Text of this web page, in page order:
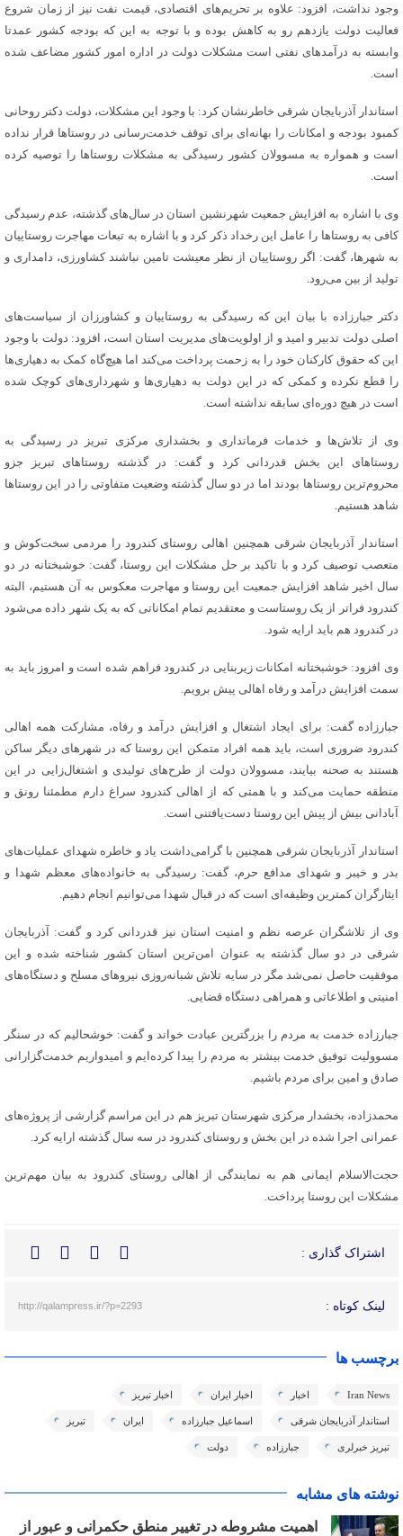
وجود نداشت، افزود: علاوه بر تحریم‌های اقتصادی، قیمت نفت نیز از زمان شروع
فعالیت دولت یازدهم رو به کاهش بوده و با توجه به این که بودجه کشور عمدتا
وابسته به درآمدهای نفتی است مشکلات دولت در اداره امور کشور مضاعف شده
است.
استاندار آذربایجان شرقی خاطرنشان کرد: با وجود این مشکلات، دولت دکتر روحانی
کمبود بودجه و امکانات را بهانه‌ای برای توقف خدمت‌رسانی در روستاها قرار نداده
است و همواره به مسوولان کشور رسیدگی به مشکلات روستاها را توصیه کرده
است.
وی با اشاره به افزایش جمعیت شهرنشین استان در سال‌های گذشته، عدم رسیدگی
کافی به روستاها را عامل این رخداد ذکر کرد و با اشاره به تبعات مهاجرت روستاییان
به شهرها، گفت: اگر روستاییان از نظر معیشت تامین نباشند کشاورزی، دامداری و
تولید از بین می‌رود.
دکتر جبارزاده با بیان این که رسیدگی به روستاییان و کشاورزان از سیاست‌های
اصلی دولت تدبیر و امید و از اولویت‌های مدیریت استان است، افزود: دولت با وجود
این که حقوق کارکنان خود را به زحمت پرداخت می‌کند اما هیچ‌گاه کمک به دهیاری‌ها
را قطع نکرده و کمکی که در این دولت به دهیاری‌ها و شهرداری‌های کوچک شده
است در هیچ دوره‌ای سابقه نداشته است.
وی از تلاش‌ها و خدمات فرمانداری و بخشداری مرکزی تبریز در رسیدگی به
روستاهای این بخش قدردانی کرد و گفت: در گذشته روستاهای تبریز جزو
محروم‌ترین روستاها بودند اما در دو سال گذشته وضعیت متفاوتی را در این روستاها
شاهد هستیم.
استاندار آذربایجان شرقی همچنین اهالی روستای کندرود را مردمی سخت‌کوش و
متعصب توصیف کرد و با تاکید بر حل مشکلات این روستا، گفت: خوشبختانه در دو
سال اخیر شاهد افزایش جمعیت این روستا و مهاجرت معکوس به آن هستیم، البته
کندرود فراتر از یک روستاست و معتقدیم تمام امکاناتی که به یک شهر داده می‌شود
در کندرود هم باید ارایه شود.
وی افزود: خوشبختانه امکانات زیربنایی در کندرود فراهم شده است و امروز باید به
سمت افزایش درآمد و رفاه اهالی پیش برویم.
جبارزاده گفت: برای ایجاد اشتغال و افزایش درآمد و رفاه، مشارکت همه اهالی
کندرود ضروری است، باید همه افراد متمکن این روستا که در شهرهای دیگر ساکن
هستند به صحنه بیایند، مسوولان دولت از طرح‌های تولیدی و اشتغال‌زایی در این
منطقه حمایت می‌کند و با همتی که از اهالی کندرود سراغ دارم مطمئنا رونق و
آبادانی بیش از پیش این روستا دست‌یافتنی است.
استاندار آذربایجان شرقی همچنین با گرامی‌داشت یاد و خاطره شهدای عملیات‌های
بدر و خیبر و شهدای مدافع حرم، گفت: رسیدگی به خانواده‌های معظم شهدا و
ایثارگران کمترین وظیفه‌ای است که در قبال شهدا می‌توانیم انجام دهیم.
وی از تلاشگران عرصه نظم و امنیت استان نیز قدردانی کرد و گفت: آذربایجان
شرقی در دو سال گذشته به عنوان امن‌ترین استان کشور شناخته شده و این
موفقیت حاصل نمی‌شد مگر در سایه تلاش شبانه‌روزی نیروهای مسلح و دستگاه‌های
امنیتی و اطلاعاتی و همراهی دستگاه قضایی.
جبارزاده خدمت به مردم را بزرگترین عبادت خواند و گفت: خوشحالیم که در سنگر
مسوولیت توفیق خدمت بیشتر به مردم را پیدا کرده‌ایم و امیدواریم خدمت‌گزارانی
صادق و امین برای مردم باشیم.
محمدزاده، بخشدار مرکزی شهرستان تبریز هم در این مراسم گزارشی از پروژه‌های
عمرانی اجرا شده در این بخش و روستای کندرود در سه سال گذشته ارایه کرد.
حجت‌الاسلام ایمانی هم به نمایندگی از اهالی روستای کندرود به بیان مهم‌ترین
مشکلات این روستا پرداخت.
اشتراک گذاری :
لینک کوتاه : http://qalampress.ir/?p=2293
برچسب ها
Iran News اخبار اخبار ایران اخبار تبریز
استاندار آذربایجان شرقی اسماعیل جبارزاده ایران تبریز
تبریز خبرلری جبارزاده دولت
نوشته های مشابه
اهمیت مشروطه در تغییر منطق حکمرانی و عبور از